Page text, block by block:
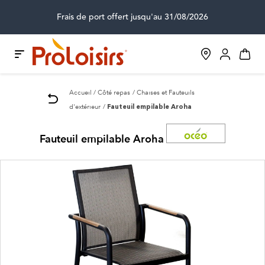
Frais de port offert jusqu'au 31/08/2026
Accueil Côté repas
Chaises et Fauteuils
d'extérieur
Fauteuil empilable Aroha
Fauteuil empilable Aroha